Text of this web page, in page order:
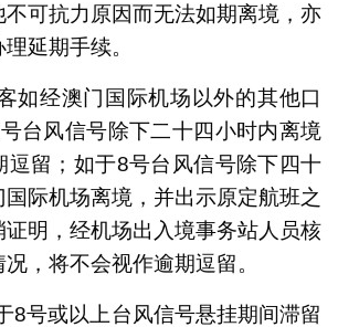
可抗力原因而无法如期离境，亦
延期手续。
如经澳门国际机场以外的其他口
台风信号除下二十四小时内离境
逗留；如于8号台风信号除下四十
国际机场离境，并出示原定航班之
证明，经机场出入境事务站人员核
，将不会视作逾期逗留。
8号或以上台风信号悬挂期间滞留